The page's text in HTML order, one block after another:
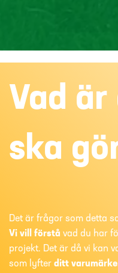
Vad är
ska
Det är frågor som detta
Vi vill förstå vad du har
projekt. Det är då vi kan
som lyfter ditt varumärke